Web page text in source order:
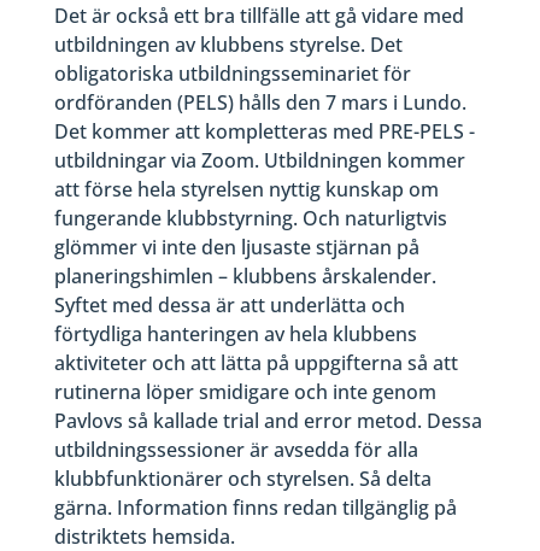
Det är också ett bra tillfälle att gå vidare med
utbildningen av klubbens styrelse. Det
obligatoriska utbildningsseminariet för
ordföranden (PELS) hålls den 7 mars i Lundo.
Det kommer att kompletteras med PRE-PELS -
utbildningar via Zoom. Utbildningen kommer
att förse hela styrelsen nyttig kunskap om
fungerande klubbstyrning. Och naturligtvis
glömmer vi inte den ljusaste stjärnan på
planeringshimlen – klubbens årskalender.
Syftet med dessa är att underlätta och
förtydliga hanteringen av hela klubbens
aktiviteter och att lätta på uppgifterna så att
rutinerna löper smidigare och inte genom
Pavlovs så kallade trial and error metod. Dessa
utbildningssessioner är avsedda för alla
klubbfunktionärer och styrelsen. Så delta
gärna. Information finns redan tillgänglig på
distriktets hemsida.